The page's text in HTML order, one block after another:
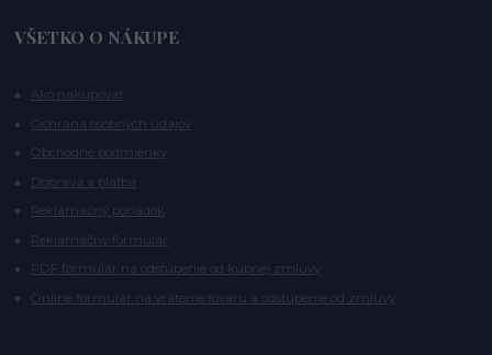
VŠETKO O NÁKUPE
Ako nakupovať
Ochrana osobných údajov
Obchodné podmienky
Doprava a platba
Reklamačný poriadok
Reklamačný formulár
PDF formulár na odstúpenie od kúpnej zmluvy
Online formulár na vrátenie tovaru a odstúpenie od zmluvy